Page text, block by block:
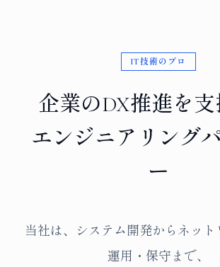
IT技術のプロ
企業のDX推進を支
エンジニアリング
ー
当社は、システム開発からネット
運用・保守まで、